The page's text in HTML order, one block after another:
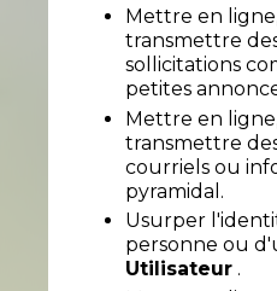
Mettre en
transmettre
sollicitations
petites
Mettre en
transmettre
courriels ou
pyramidal.
Usurper
personne ou
Utilisateur .